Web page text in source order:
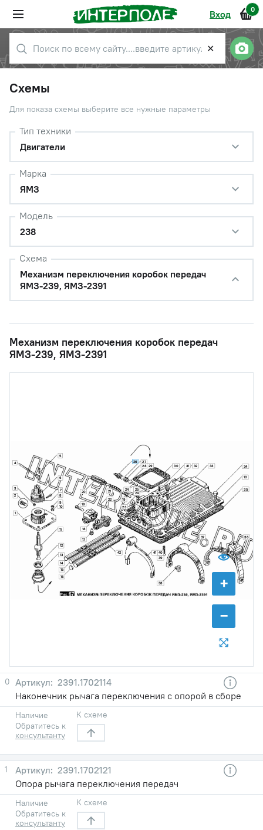
Вход 0
✕
Схемы
Для показа схемы выберите все нужные параметры
Тип техники
Двигатели
Марка
ЯМЗ
Модель
238
Схема
Механизм переключения коробок передач
ЯМЗ-239, ЯМЗ-2391
Механизм переключения коробок передач
ЯМЗ-239, ЯМЗ-2391
+
−
1
2
3
4
5
6
7
8
9
10
10
11
12
13
14
15
16
17
18
19
19
20 21
22
23
24
24
25
26 27
28 29 30 31 32 33 34
35
36
37
38
39
40
41
42
0
2391.1702114
Наконечник рычага переключения с опорой в сборе
Наличие
Обратитесь к
консультанту
К схеме
1
2391.1702121
Опора рычага переключения передач
Наличие
Обратитесь к
консультанту
К схеме